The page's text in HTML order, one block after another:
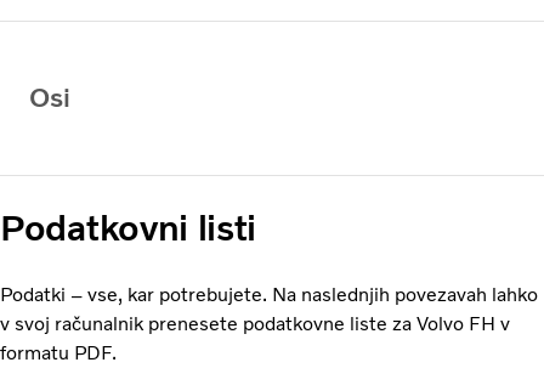
Osi
Podatkovni listi
Podatki – vse, kar potrebujete. Na naslednjih povezavah lahko
v svoj računalnik prenesete podatkovne liste za Volvo FH v
formatu PDF.